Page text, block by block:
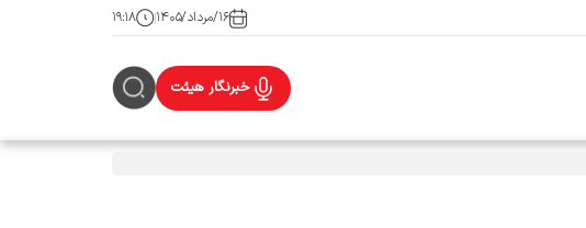
۱۶/مرداد/۱۴۰۵ ۱۹:۱۸
خبرنگار هیئت